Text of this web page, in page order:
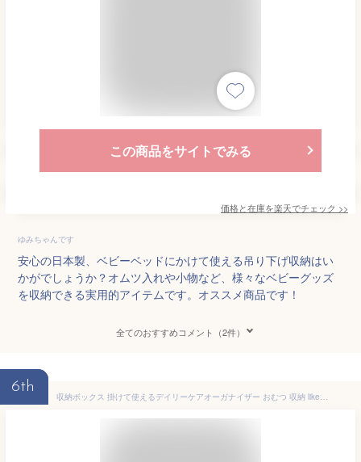
この商品をサイトでみる
価格と在庫を楽天でチェック >>
ゆみちゃんです
安心の日本製、ベビーベッドにかけて使える吊り下げ収納はい
かがでしょうか？オムツ入れや小物など、様々なベビーグッズ
を収納できる実用的アイテムです。オススメ商品です！
全てのおすすめコメント（2件）
6th
収納ボックス 掛けて使えるデイリーケアオーガナイザー おむつ 収納 like-it 日本製 （ 送料無料 収納ケース 持ち運び ベビーベッド 吊り 収納 仕切り付 吊り下げ 小物入れ おむつ入れ オムツ ケース ）